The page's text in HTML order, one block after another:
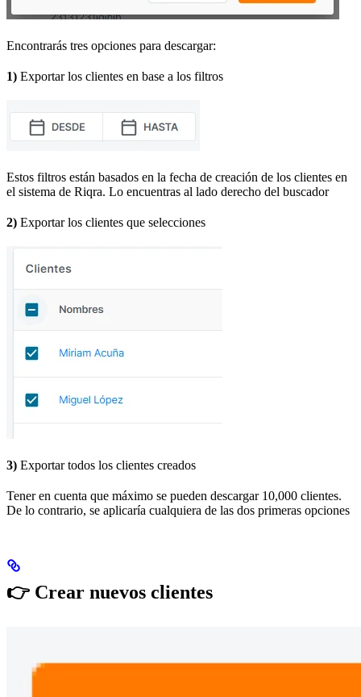
Encontrarás tres opciones para descargar:
1) Exportar los clientes en base a los filtros
Estos filtros están basados en la fecha de creación de los clientes en
el sistema de Riqra. Lo encuentras al lado derecho del buscador
2) Exportar los clientes que selecciones
3) Exportar todos los clientes creados
Tener en cuenta que máximo se pueden descargar 10,000 clientes.
De lo contrario, se aplicaría cualquiera de las dos primeras opciones
👉 Crear nuevos clientes